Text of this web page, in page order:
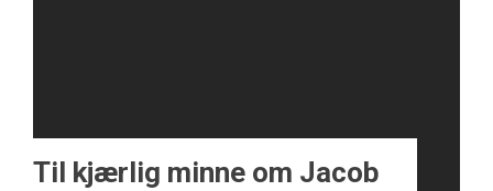
Til kjærlig minne om Jacob